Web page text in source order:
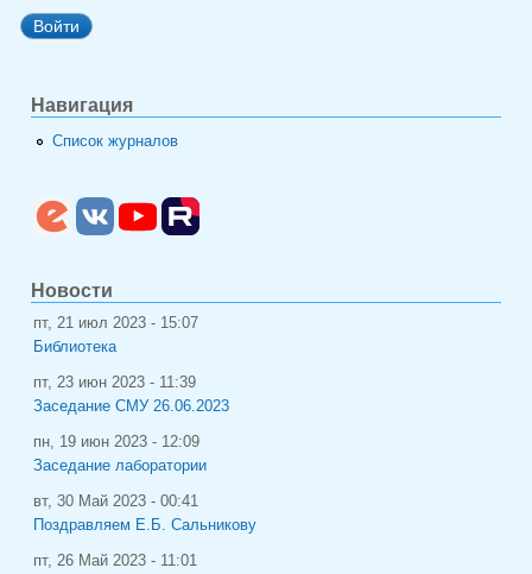
Навигация
Список журналов
Новости
пт, 21 июл 2023 - 15:07
Библиотека
пт, 23 июн 2023 - 11:39
Заседание СМУ 26.06.2023
пн, 19 июн 2023 - 12:09
Заседание лаборатории
вт, 30 Май 2023 - 00:41
Поздравляем Е.Б. Сальникову
пт, 26 Май 2023 - 11:01